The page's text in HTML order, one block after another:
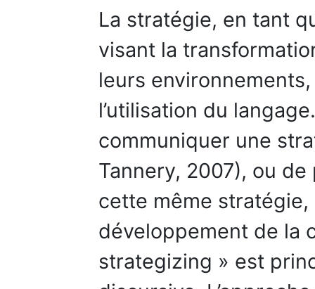
La stratégie, en tant
visant la
leurs
l’utilisation du
communiquer une
Tannery, 2007), ou
cette même
développement de la
strategizing » est